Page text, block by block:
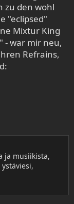
zu den wohl
"eclipsed"
Mixtur King
- war mir neu,
Refrains,
ja musiikista,